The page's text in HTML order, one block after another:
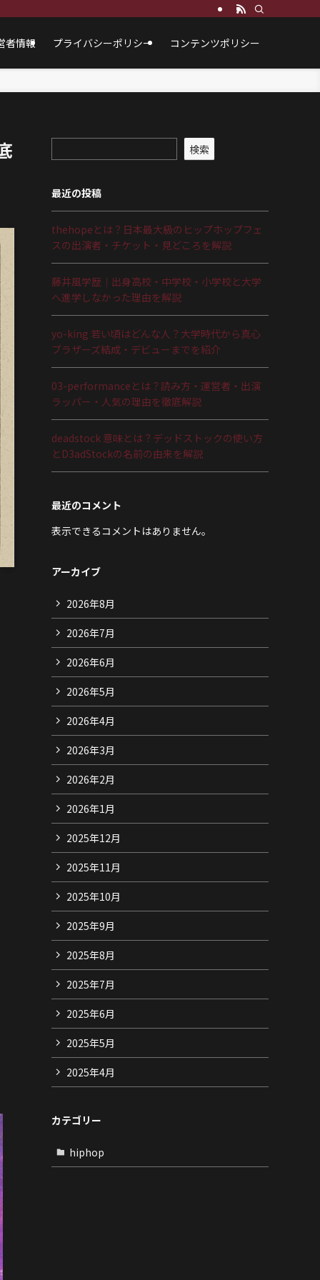
者情報 プライバシーポリシー コンテンツポリシー
検索
最近の投稿
thehopeとは？日本最大級のヒップホップフェ
スの出演者・チケット・見どころを解説
藤井風学歴｜出身高校・中学校・小学校と大学
へ進学しなかった理由を解説
yo-king 若い頃はどんな人？大学時代から真心
ブラザーズ結成・デビューまでを紹介
03-performanceとは？読み方・運営者・出演
ラッパー・人気の理由を徹底解説
deadstock 意味とは？デッドストックの使い方
とD3adStockの名前の由来を解説
最近のコメント
表示できるコメントはありません。
アーカイブ
2026年8月
2026年7月
2026年6月
2026年5月
2026年4月
2026年3月
2026年2月
2026年1月
2025年12月
2025年11月
2025年10月
2025年9月
2025年8月
2025年7月
2025年6月
2025年5月
2025年4月
カテゴリー
hiphop